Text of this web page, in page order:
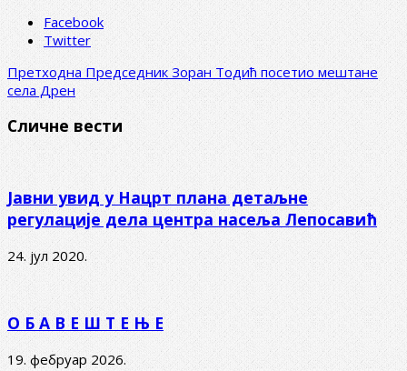
Facebook
Twitter
Претходна Председник Зоран Тодић посетио мештане
села Дрен
Сличне вести
Јавни увид у Нацрт плана детаљне
регулације дела центра насеља Лепосавић
24. јул 2020.
О Б А В Е Ш Т Е Њ Е
19. фебруар 2026.